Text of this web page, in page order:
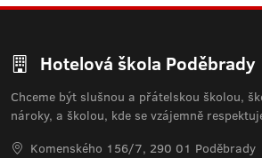
Hotelová škola Poděbrady
Chceme být slušnou a přátelskou školou,
nároky, a školou, kde se vzájemně
Komenského 156/7, 290 01 Poděbrady